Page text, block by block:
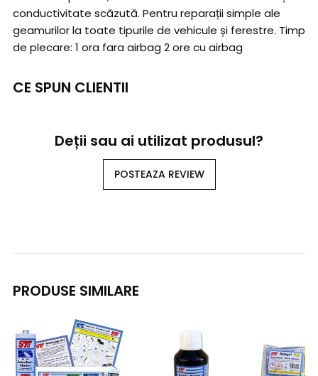
conductivitate scăzută. Pentru reparații simple ale
geamurilor la toate tipurile de vehicule și ferestre. Timp
de plecare: 1 ora fara airbag 2 ore cu airbag
CE SPUN CLIENTII
Deții sau ai utilizat produsul?
POSTEAZA REVIEW
PRODUSE SIMILARE